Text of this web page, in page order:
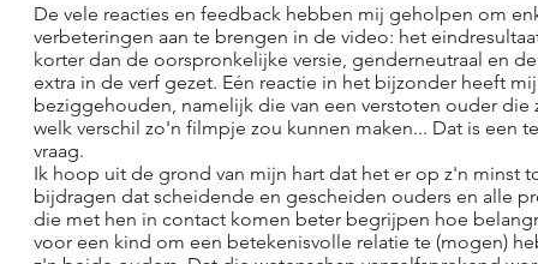
De vele reacties en feedback hebben mij geholpen om
verbeteringen aan te brengen in de video: het
korter dan de oorspronkelijke versie, genderneutraal en
extra in de verf gezet. Eén reactie in het bijzonder heeft
beziggehouden, namelijk die van een verstoten ouder die
welk verschil zo'n filmpje zou kunnen maken... Dat is een
vraag.
Ik hoop uit de grond van mijn hart dat het er op z'n minst
bijdragen dat scheidende en gescheiden ouders en alle
die met hen in contact komen beter begrijpen hoe
voor een kind om een betekenisvolle relatie te (mogen)